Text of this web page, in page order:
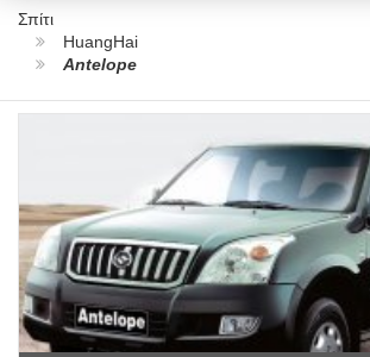
Σπίτι
HuangHai
Antelope